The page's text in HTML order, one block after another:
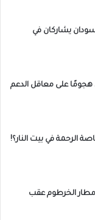
يشاركان في
على معاقل الدعم
الرحمة في بيت النار؟!
الخرطوم عقب